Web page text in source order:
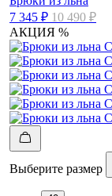
7 345 ₽ 10 490 ₽
АКЦИЯ %
Выберите размер